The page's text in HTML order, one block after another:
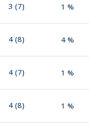
3 (7) 1 %
4 (8) 4 %
4 (7) 1 %
4 (8) 1 %